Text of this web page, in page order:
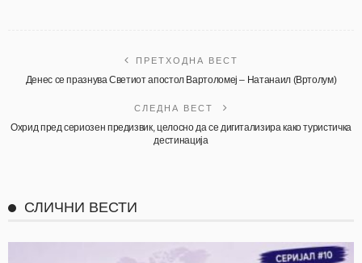
ПРЕТХОДНА ВЕСТ
Денес се празнува Светиот апостол Вартоломеј – Натанаил (Вртолум)
СЛЕДНА ВЕСТ
Охрид пред сериозен предизвик, целосно да се дигитализира како туристичка
дестинација
СЛИЧНИ ВЕСТИ